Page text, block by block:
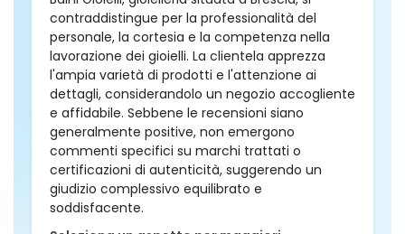
contraddistingue per la professionalità del
personale, la cortesia e la competenza nella
lavorazione dei gioielli. La clientela apprezza
l'ampia varietà di prodotti e l'attenzione ai
dettagli, considerandolo un negozio accogliente
e affidabile. Sebbene le recensioni siano
generalmente positive, non emergono
commenti specifici su marchi trattati o
certificazioni di autenticità, suggerendo un
giudizio complessivo equilibrato e
soddisfacente.